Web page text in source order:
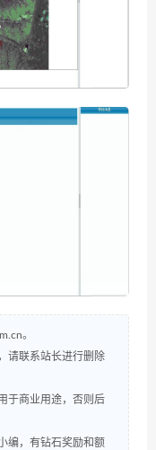
。
请联系站长进行删除
于商业用途，否则后
编，有钻石奖励和额